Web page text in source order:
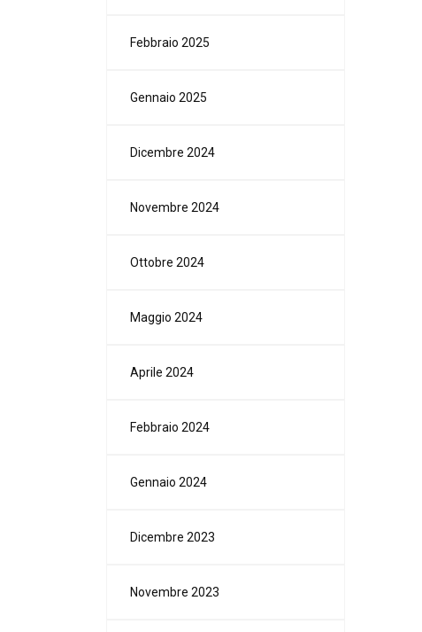
Febbraio 2025
Gennaio 2025
Dicembre 2024
Novembre 2024
Ottobre 2024
Maggio 2024
Aprile 2024
Febbraio 2024
Gennaio 2024
Dicembre 2023
Novembre 2023